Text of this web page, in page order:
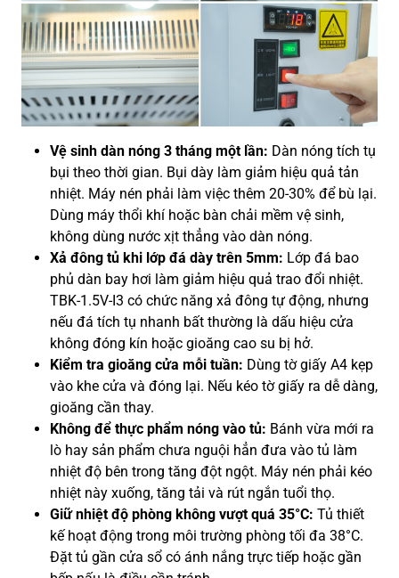
Vệ sinh dàn nóng 3 tháng một lần: Dàn nóng tích tụ
bụi theo thời gian. Bụi dày làm giảm hiệu quả tản
nhiệt. Máy nén phải làm việc thêm 20-30% để bù lại.
Dùng máy thổi khí hoặc bàn chải mềm vệ sinh,
không dùng nước xịt thẳng vào dàn nóng.
Xả đông tủ khi lớp đá dày trên 5mm: Lớp đá bao
phủ dàn bay hơi làm giảm hiệu quả trao đổi nhiệt.
TBK-1.5V-I3 có chức năng xả đông tự động, nhưng
nếu đá tích tụ nhanh bất thường là dấu hiệu cửa
không đóng kín hoặc gioăng cao su bị hở.
Kiểm tra gioăng cửa mỗi tuần: Dùng tờ giấy A4 kẹp
vào khe cửa và đóng lại. Nếu kéo tờ giấy ra dễ dàng,
gioăng cần thay.
Không để thực phẩm nóng vào tủ: Bánh vừa mới ra
lò hay sản phẩm chưa nguội hẳn đưa vào tủ làm
nhiệt độ bên trong tăng đột ngột. Máy nén phải kéo
nhiệt này xuống, tăng tải và rút ngắn tuổi thọ.
Giữ nhiệt độ phòng không vượt quá 35°C: Tủ thiết
kế hoạt động trong môi trường phòng tối đa 38°C.
Đặt tủ gần cửa sổ có ánh nắng trực tiếp hoặc gần